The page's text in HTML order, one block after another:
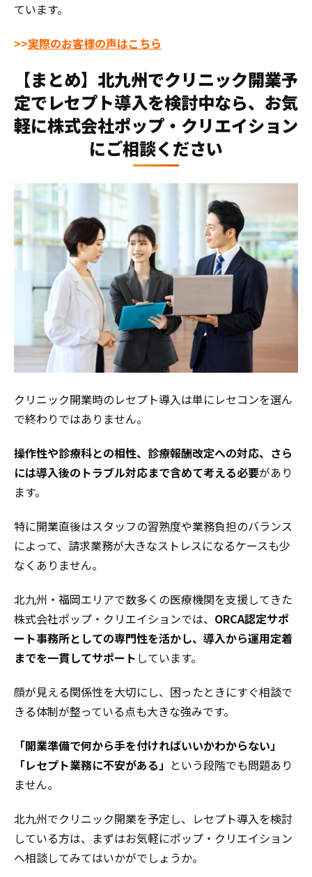
ています。
>>実際のお客様の声はこちら
【まとめ】北九州でクリニック開業予
定でレセプト導入を検討中なら、お気
軽に株式会社ポップ・クリエイション
にご相談ください
クリニック開業時のレセプト導入は単にレセコンを選ん
で終わりではありません。
操作性や診療科との相性、診療報酬改定への対応、さら
には導入後のトラブル対応まで含めて考える必要があり
ます。
特に開業直後はスタッフの習熟度や業務負担のバランス
によって、請求業務が大きなストレスになるケースも少
なくありません。
北九州・福岡エリアで数多くの医療機関を支援してきた
株式会社ポップ・クリエイションでは、 ORCA認定サポ
ート事務所としての専門性を活かし、導入から運用定着
までを一貫してサポート しています。
顔が見える関係性を大切にし、困ったときにすぐ相談で
きる体制が整っている点も大きな強みです。
「開業準備で何から手を付ければいいかわからない」
「レセプト業務に不安がある」 という段階でも問題あり
ません。
北九州でクリニック開業を予定し、レセプト導入を検討
している方は、まずはお気軽にポップ・クリエイション
へ相談してみてはいかがでしょうか。